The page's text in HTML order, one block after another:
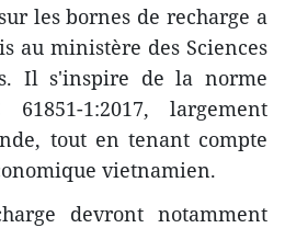
les bornes de recharge a
au ministère des Sciences
Il s'inspire de la norme
1:2017, largement
tout en tenant compte
vietnamien.
devront notamment